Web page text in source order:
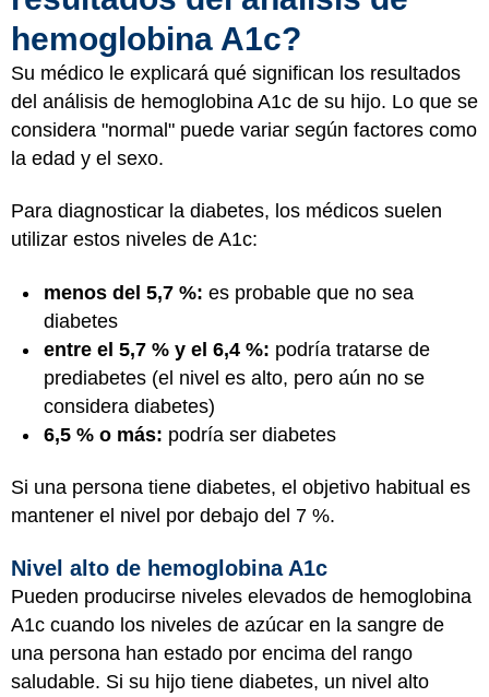
hemoglobina A1c?
Su médico le explicará qué significan los resultados
del análisis de hemoglobina A1c de su hijo. Lo que se
considera "normal" puede variar según factores como
la edad y el sexo.
Para diagnosticar la diabetes, los médicos suelen
utilizar estos niveles de A1c:
menos del 5,7 %: es probable que no sea
diabetes
entre el 5,7 % y el 6,4 %: podría tratarse de
prediabetes (el nivel es alto, pero aún no se
considera diabetes)
6,5 % o más: podría ser diabetes
Si una persona tiene diabetes, el objetivo habitual es
mantener el nivel por debajo del 7 %.
Nivel alto de hemoglobina A1c
Pueden producirse niveles elevados de hemoglobina
A1c cuando los niveles de azúcar en la sangre de
una persona han estado por encima del rango
saludable. Si su hijo tiene diabetes, un nivel alto